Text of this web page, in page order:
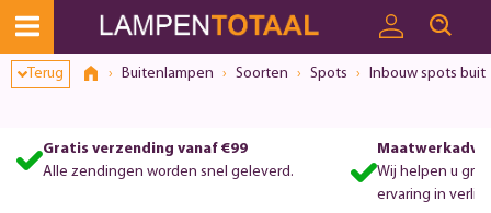
Terug Buitenlampen Soorten Spots Inbouw spots
Gratis verzending vanaf €99
Alle zendingen worden snel geleverd.
Wij helpen u
ervaring in
Toestemmingsvenster geopend